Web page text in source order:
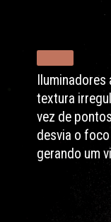
textura
vez de
desvia o
gerando um